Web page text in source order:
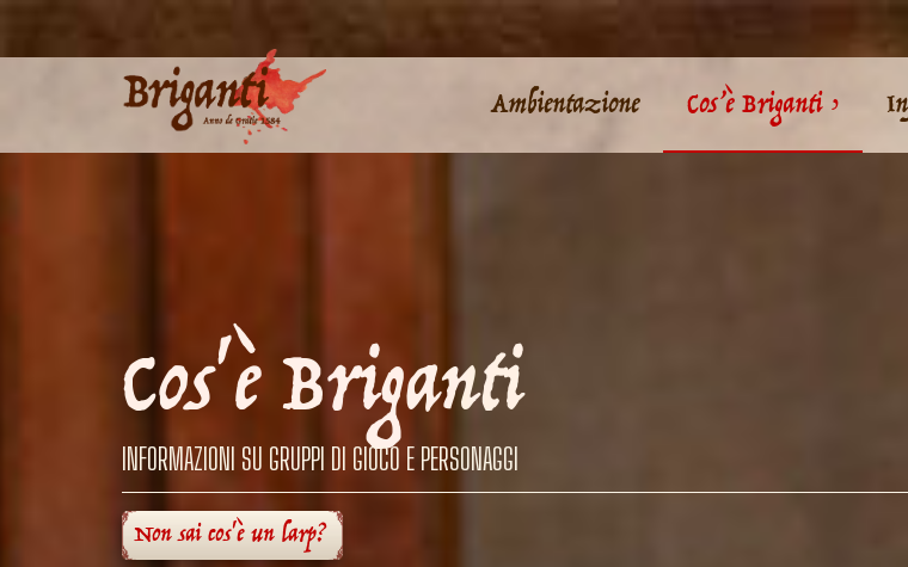
Ambientazione Cos’è Briganti ›
Cos'è Briganti
INFORMAZIONI SU GRUPPI DI GIOCO E PERSONAGGI
Non sai cos'è un larp?